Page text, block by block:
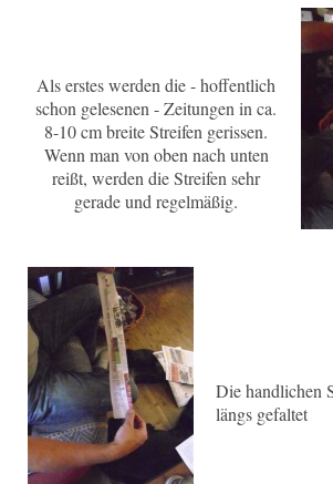
Als erstes werden die - hoffentlich
schon gelesenen - Zeitungen in ca.
8-10 cm breite Streifen gerissen.
Wenn man von oben nach unten
reißt, werden die Streifen sehr
gerade und regelmäßig.
Die handlichen
längs gefaltet